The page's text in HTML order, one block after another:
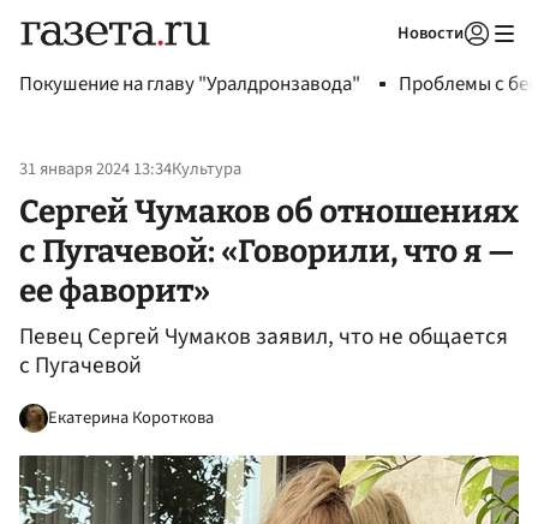
Новости
Покушение на главу "Уралдронзавода" Проблемы с
31 января 2024 13:34Культура
Сергей Чумаков об отношениях
с Пугачевой: «Говорили, что я —
ее фаворит»
Певец Сергей Чумаков заявил, что не общается
с Пугачевой
Екатерина Короткова